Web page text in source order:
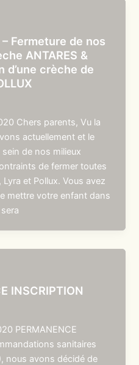
– Fermeture de nos
ANTARES &
d’une crèche de
Chers parents, Vu la
actuellement et le
de nos milieux
de fermer toutes
et Pollux. Vous avez
mettre votre enfant dans
INSCRIPTION
PERMANENCE
sanitaires
nous avons décidé de